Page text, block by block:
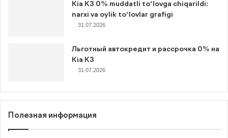
Kia K3 0% muddatli to‘lovga chiqarildi:
narxi va oylik to‘lovlar grafigi
31.07.2026
Льготный автокредит и рассрочка 0% на
Kia K3
31.07.2026
Полезная информация